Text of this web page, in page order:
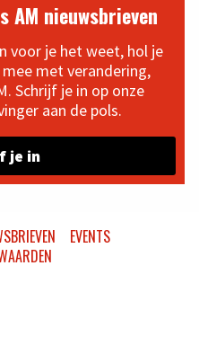
AM nieuwsbrieven
voor je het weet, hol je
met verandering,
Schrijf je in op onze
aan de pols.
je in
EVENTS